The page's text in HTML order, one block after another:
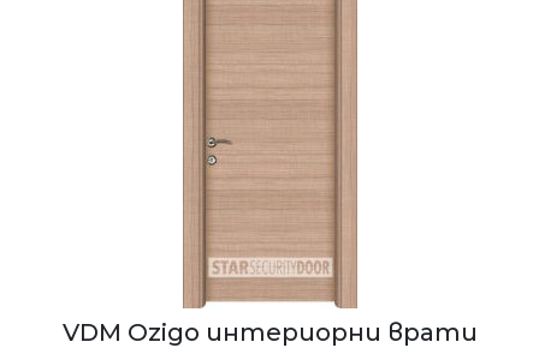
VDM Ozigo интериорни врати